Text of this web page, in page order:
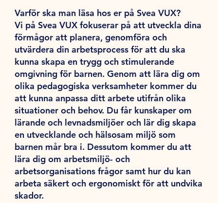
Varför ska man läsa hos er på Svea VUX?
Vi på Svea VUX fokuserar på att utveckla dina
förmågor att planera, genomföra och
utvärdera din arbetsprocess för att du ska
kunna skapa en trygg och stimulerande
omgivning för barnen. Genom att lära dig om
olika pedagogiska verksamheter kommer du
att kunna anpassa ditt arbete utifrån olika
situationer och behov. Du får kunskaper om
lärande och levnadsmiljöer och lär dig skapa
en utvecklande och hälsosam miljö som
barnen mår bra i. Dessutom kommer du att
lära dig om arbetsmiljö- och
arbetsorganisations frågor samt hur du kan
arbeta säkert och ergonomiskt för att undvika
skador.